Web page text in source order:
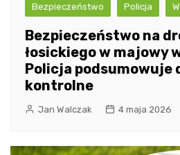
Bezpieczeństwo Policja
Bezpieczeństwo na
łosickiego w majowy
Policja podsumowuje
kontrolne
Jan Walczak 4 maja 2026